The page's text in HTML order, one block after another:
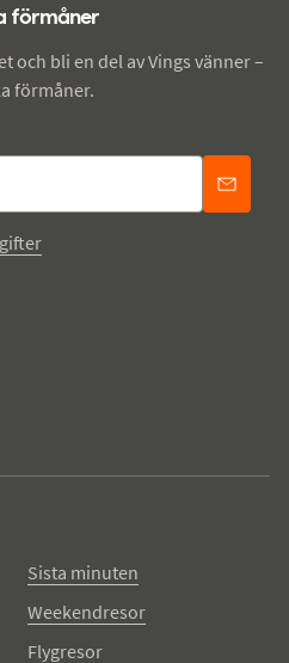
förmåner
och bli en del av Vings vänner –
förmåner.
Sista minuten
Weekendresor
Flygresor